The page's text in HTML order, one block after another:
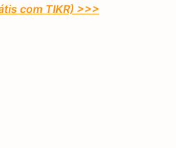
com TIKR) >>>